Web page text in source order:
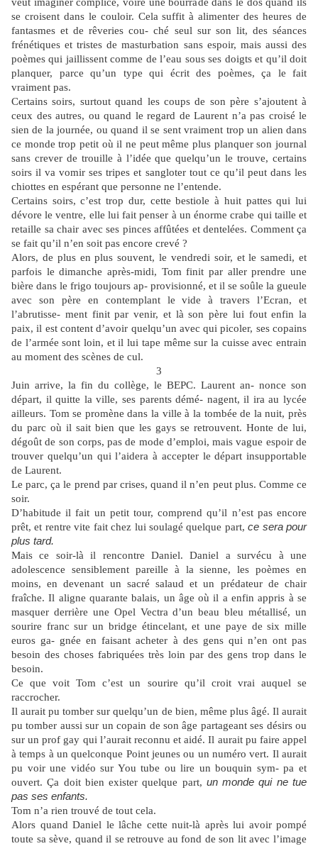
se croisent dans le couloir. Cela suffit à alimenter des heures de
fantasmes et de rêveries cou- ché seul sur son lit, des séances
frénétiques et tristes de masturbation sans espoir, mais aussi des
poèmes qui jaillissent comme de l’eau sous ses doigts et qu’il doit
planquer, parce qu’un type qui écrit des poèmes, ça le fait
vraiment pas.
Certains soirs, surtout quand les coups de son père s’ajoutent à
ceux des autres, ou quand le regard de Laurent n’a pas croisé le
sien de la journée, ou quand il se sent vraiment trop un alien dans
ce monde trop petit où il ne peut même plus planquer son journal
sans crever de trouille à l’idée que quelqu’un le trouve, certains
soirs il va vomir ses tripes et sangloter tout ce qu’il peut dans les
chiottes en espérant que personne ne l’entende.
Certains soirs, c’est trop dur, cette bestiole à huit pattes qui lui
dévore le ventre, elle lui fait penser à un énorme crabe qui taille et
retaille sa chair avec ses pinces affûtées et dentelées. Comment ça
se fait qu’il n’en soit pas encore crevé ?
Alors, de plus en plus souvent, le vendredi soir, et le samedi, et
parfois le dimanche après-midi, Tom finit par aller prendre une
bière dans le frigo toujours ap- provisionné, et il se soûle la gueule
avec son père en contemplant le vide à travers l’Ecran, et
l’abrutisse- ment finit par venir, et là son père lui fout enfin la
paix, il est content d’avoir quelqu’un avec qui picoler, ses copains
de l’armée sont loin, et il lui tape même sur la cuisse avec entrain
au moment des scènes de cul.
3
Juin arrive, la fin du collège, le BEPC. Laurent an- nonce son
départ, il quitte la ville, ses parents démé- nagent, il ira au lycée
ailleurs. Tom se promène dans la ville à la tombée de la nuit, près
du parc où il sait bien que les gays se retrouvent. Honte de lui,
dégoût de son corps, pas de mode d’emploi, mais vague espoir de
trouver quelqu’un qui l’aidera à accepter le départ insupportable
de Laurent.
Le parc, ça le prend par crises, quand il n’en peut plus. Comme ce
soir.
D’habitude il fait un petit tour, comprend qu’il n’est pas encore
prêt, et rentre vite fait chez lui soulagé quelque part,ce sera pour
plus tard.
Mais ce soir-là il rencontre Daniel. Daniel a survécu à une
adolescence sensiblement pareille à la sienne, les poèmes en
moins, en devenant un sacré salaud et un prédateur de chair
fraîche. Il aligne quarante balais, un âge où il a enfin appris à se
masquer derrière une Opel Vectra d’un beau bleu métallisé, un
sourire franc sur un bridge étincelant, et une paye de six mille
euros ga- gnée en faisant acheter à des gens qui n’en ont pas
besoin des choses fabriquées très loin par des gens trop dans le
besoin.
Ce que voit Tom c’est un sourire qu’il croit vrai auquel se
raccrocher.
Il aurait pu tomber sur quelqu’un de bien, même plus âgé. Il aurait
pu tomber aussi sur un copain de son âge partageant ses désirs ou
sur un prof gay qui l’aurait reconnu et aidé. Il aurait pu faire appel
à temps à un quelconque Point jeunes ou un numéro vert. Il aurait
pu voir une vidéo sur You tube ou lire un bouquin sym- pa et
ouvert. Ça doit bien exister quelque part, un monde qui ne tue
pas ses enfants.
Tom n’a rien trouvé de tout cela.
Alors quand Daniel le lâche cette nuit-là après lui avoir pompé
toute sa sève, quand il se retrouve au fond de son lit avec l’image